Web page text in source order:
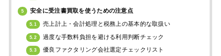
5 安全に受注書買取を使うための注意点
5.1 売上計上・会計処理と税務上の基本的な取扱い
5.2 過度な手数料負担を避ける利用判断チェック
5.3 優良ファクタリング会社選定チェックリスト